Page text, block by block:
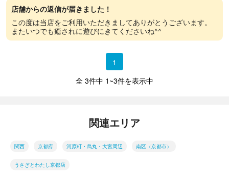
店舗からの返信が届きました！
この度は当店をご利用いただきましてありがとうございます。
またいつでも癒されに遊びにきてくださいね^^
1
全 3件中 1~3件を表示中
関連エリア
関西 京都府 河原町・烏丸・大宮周辺 南区（京都市）
うさぎとわたし京都店